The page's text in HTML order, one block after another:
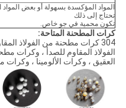
المواد المؤكسدة بسهولة أو بعض المواد
تحتاج إلى ذلك
تكون محمية في جو خاص.
كرات المطحنة المتاحة:
الفولاذ المقاوم للصدأ ، وكرات
العقيق ، وكرات الألومينا ، وكرات